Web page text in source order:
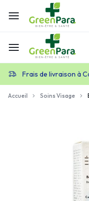
Frais de livraison à
Accueil Soins Visage